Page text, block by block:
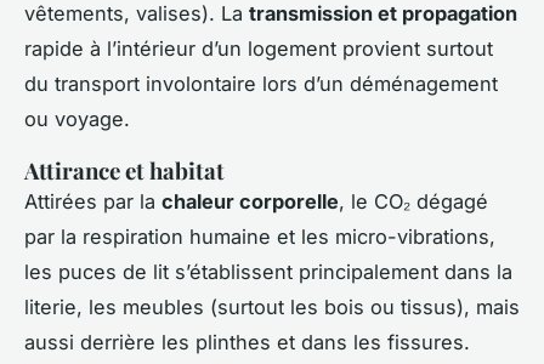
vêtements, valises). La transmission et propagation
rapide à l’intérieur d’un logement provient surtout
du transport involontaire lors d’un déménagement
ou voyage.
Attirance et habitat
Attirées par la chaleur corporelle, le CO₂ dégagé
par la respiration humaine et les micro-vibrations,
les puces de lit s’établissent principalement dans la
literie, les meubles (surtout les bois ou tissus), mais
aussi derrière les plinthes et dans les fissures.